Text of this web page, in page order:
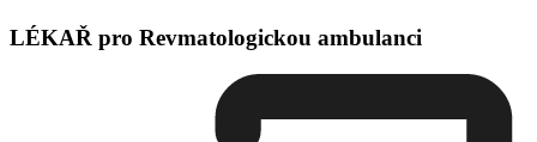
LÉKAŘ pro Revmatologickou ambulanci